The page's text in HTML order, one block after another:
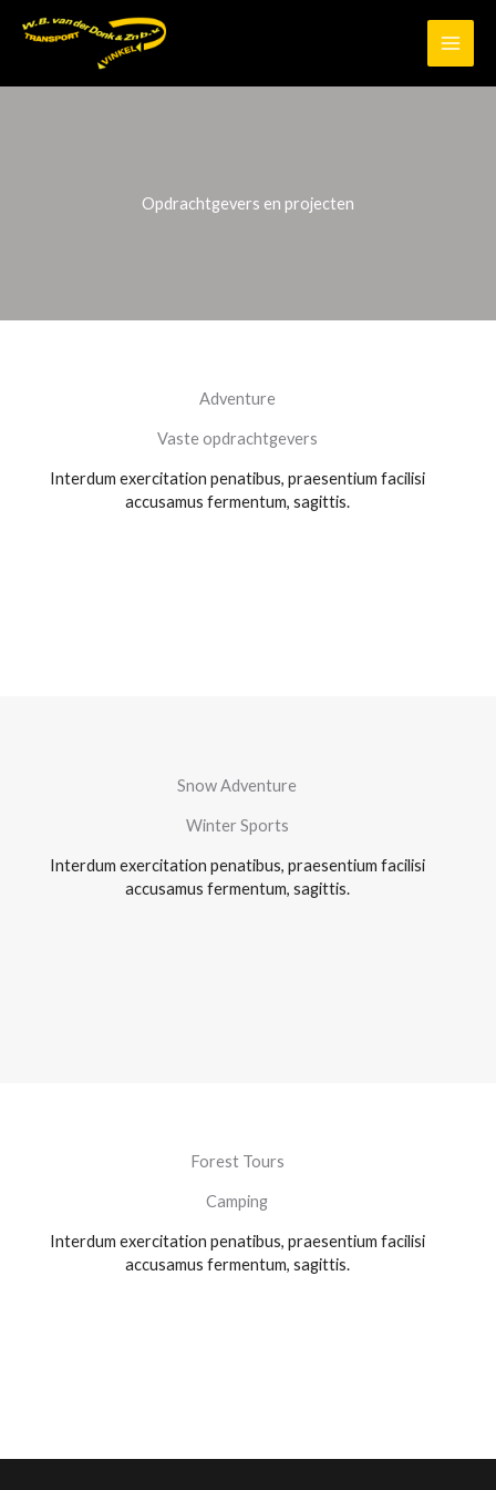
naar
Opdrachtgevers en projecten
Adventure
Vaste opdrachtgevers
Interdum exercitation penatibus, praesentium facilisi
accusamus fermentum, sagittis.
Snow Adventure
Winter Sports
Interdum exercitation penatibus, praesentium facilisi
accusamus fermentum, sagittis.
Forest Tours
Camping
Interdum exercitation penatibus, praesentium facilisi
accusamus fermentum, sagittis.